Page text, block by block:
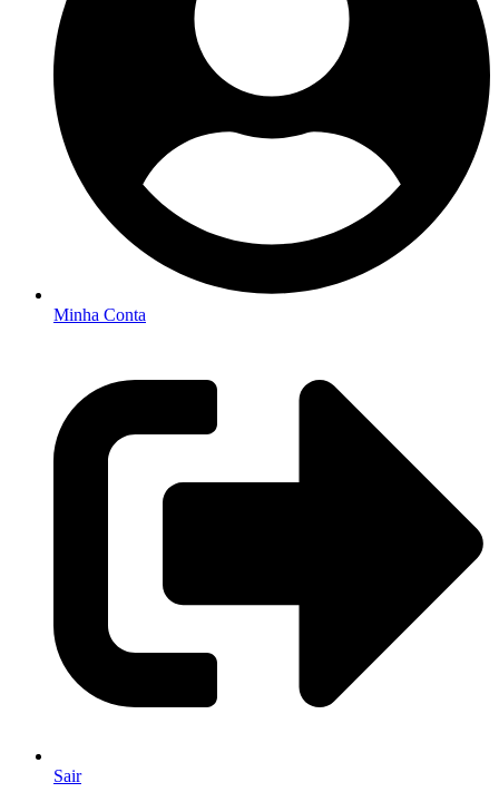
Minha Conta
Sair